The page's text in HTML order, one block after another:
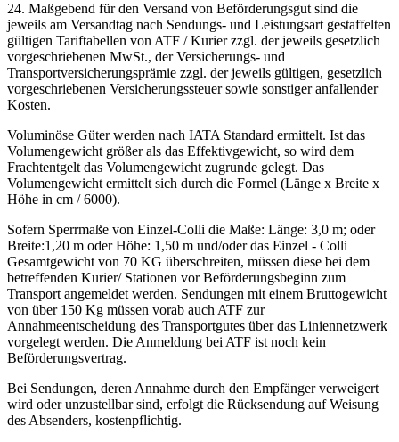
24. Maßgebend für den Versand von Beförderungsgut sind die
jeweils am Versandtag nach Sendungs- und Leistungsart gestaffelten
gültigen Tariftabellen von ATF / Kurier zzgl. der jeweils gesetzlich
vorgeschriebenen MwSt., der Versicherungs- und
Transportversicherungsprämie zzgl. der jeweils gültigen, gesetzlich
vorgeschriebenen Versicherungssteuer sowie sonstiger anfallender
Kosten.
Voluminöse Güter werden nach IATA Standard ermittelt. Ist das
Volumengewicht größer als das Effektivgewicht, so wird dem
Frachtentgelt das Volumengewicht zugrunde gelegt. Das
Volumengewicht ermittelt sich durch die Formel (Länge x Breite x
Höhe in cm / 6000).
Sofern Sperrmaße von Einzel-Colli die Maße: Länge: 3,0 m; oder
Breite:1,20 m oder Höhe: 1,50 m und/oder das Einzel - Colli
Gesamtgewicht von 70 KG überschreiten, müssen diese bei dem
betreffenden Kurier/ Stationen vor Beförderungsbeginn zum
Transport angemeldet werden. Sendungen mit einem Bruttogewicht
von über 150 Kg müssen vorab auch ATF zur
Annahmeentscheidung des Transportgutes über das Liniennetzwerk
vorgelegt werden. Die Anmeldung bei ATF ist noch kein
Beförderungsvertrag.
Bei Sendungen, deren Annahme durch den Empfänger verweigert
wird oder unzustellbar sind, erfolgt die Rücksendung auf Weisung
des Absenders, kostenpflichtig.